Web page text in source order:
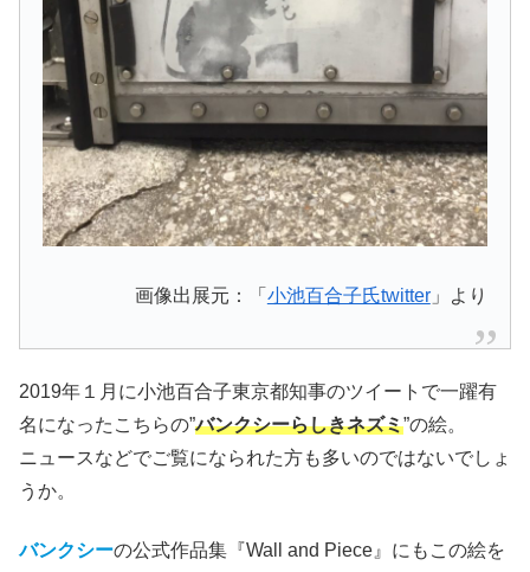
画像出展元：「 小池百合子氏twitter」より
2019年１月に小池百合子東京都知事のツイートで一躍有
名になったこちらの”バンクシーらしきネズミ”の絵。
ニュースなどでご覧になられた方も多いのではないでしょ
うか。
バンクシーの公式作品集『Wall and Piece』にもこの絵を